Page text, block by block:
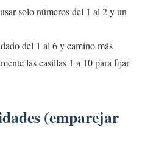
solo números del 1 al 2 y un
del 1 al 6 y camino más
las casillas 1 a 10 para fijar
(emparejar